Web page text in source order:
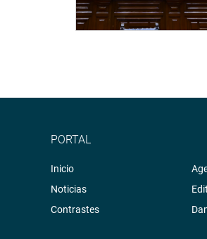
PORTAL
Inicio
Noticias
Contrastes